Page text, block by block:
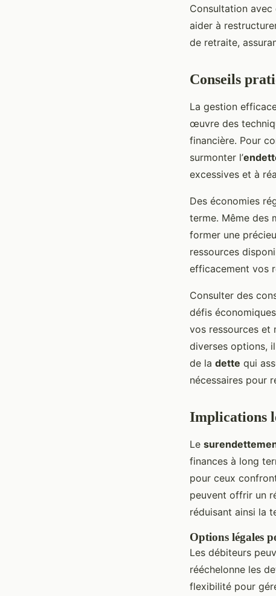
Consultation
aider à
de retraite,
Conseils
La gestion
œuvre des
financière. Pour
surmonter l’
excessives et à
Des économies
terme. Même des
former une
ressources
efficacement vos
Consulter des
défis
vos ressources et
diverses options,
de la dette qui
nécessaires pour
Implications
Le
finances à long
pour ceux
peuvent offrir un
réduisant ainsi la
Options légales
Les débiteurs
rééchelonne les
flexibilité pour